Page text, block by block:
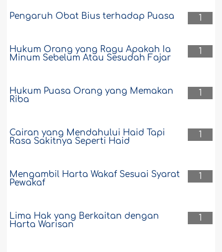
1
Pengaruh Obat Bius terhadap Puasa
1
Hukum Orang yang Ragu Apakah Ia
Minum Sebelum Atau Sesudah Fajar
1
Hukum Puasa Orang yang Memakan
Riba
1
Cairan yang Mendahului Haid Tapi
Rasa Sakitnya Seperti Haid
1
Mengambil Harta Wakaf Sesuai Syarat
Pewakaf
1
Lima Hak yang Berkaitan dengan
Harta Warisan